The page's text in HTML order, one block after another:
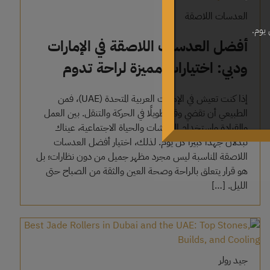
العدسات اللاصقة
أفضل العدسات اللاصقة في الإمارات
ودبي: اختيارات مميزة لراحة تدوم
طوال اليوم
إذا كنت تعيش في الإمارات العربية المتحدة (UAE)، فمن
الطبيعي أن تقضي وقتًا طويلًا في الحركة والتنقل. بين العمل
والقيادة واستخدام الشاشات والحياة الاجتماعية، عيناك
تبذلان جهدًا كبيرًا كل يوم. لذلك، اختيار أفضل العدسات
اللاصقة المناسبة ليس مجرد مظهر جميل من دون نظارات؛ بل
هو قرار يتعلق بالراحة وصحة العين والثقة من الصباح حتى
الليل. […]
جيد رولر
يوم.